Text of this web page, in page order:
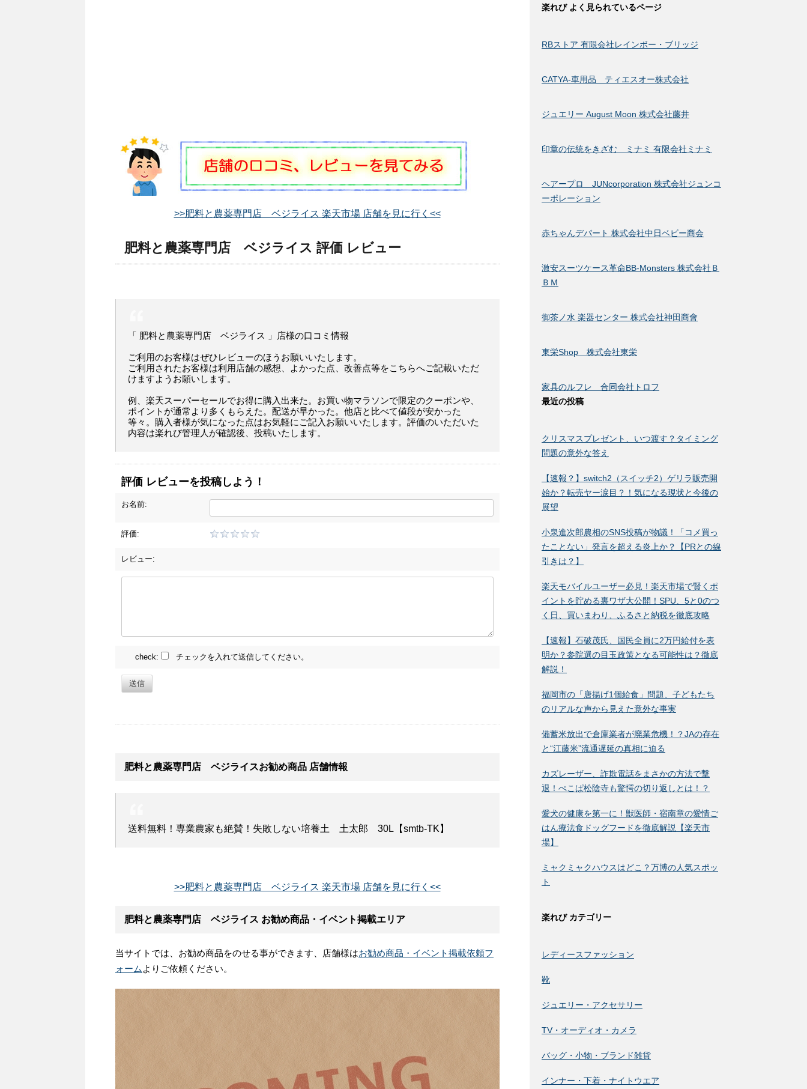
>>肥料と農薬専門店 ベジライス 楽天市場 店舗を見に行く<<
肥料と農薬専門店 ベジライス 評価 レビュー
「 肥料と農薬専門店 ベジライス 」店様の口コミ情報
ご利用のお客様はぜひレビューのほうお願いいたします。
ご利用されたお客様は利用店舗の感想、よかった点、改善点等をこちらへご記載いただ
けますようお願いします。
例、楽天スーパーセールでお得に購入出来た。お買い物マラソンで限定のクーポンや、
ポイントが通常より多くもらえた。配送が早かった。他店と比べて値段が安かった
等々。購入者様が気になった点はお気軽にご記入お願いいたします。評価のいただいた
内容は楽れび管理人が確認後、投稿いたします。
評価 レビューを投稿しよう！
お名前:
評価:
レビュー:
check: チェックを入れて送信してください。
送信
肥料と農薬専門店 ベジライスお勧め商品 店舗情報
送料無料！専業農家も絶賛！失敗しない培養土 土太郎 30L【smtb-TK】
>>肥料と農薬専門店 ベジライス 楽天市場 店舗を見に行く<<
肥料と農薬専門店 ベジライス お勧め商品・イベント掲載エリア
当サイトでは、お勧め商品をのせる事ができます、店舗様はお勧め商品・イベント掲載依頼フ
ォーム よりご依頼ください。
楽れび よく見られているページ
RBストア 有限会社レインボー・ブリッジ
CATYA-車用品 ティエスオー株式会社
ジュエリー August Moon 株式会社藤井
印章の伝統をきざむ ミナミ 有限会社ミナミ
ヘアープロ JUNcorporation 株式会社ジュンコ
ーポレーション
赤ちゃんデパート 株式会社中日ベビー商会
激安スーツケース革命BB-Monsters 株式会社Ｂ
ＢＭ
御茶ノ水 楽器センター 株式会社神田商會
東栄Shop 株式会社東栄
家具のルフレ 合同会社トロフ
最近の投稿
クリスマスプレゼント、いつ渡す？タイミング
問題の意外な答え
【速報？】switch2（スイッチ2）ゲリラ販売開
始か？転売ヤー涙目？！気になる現状と今後の
展望
小泉進次郎農相のSNS投稿が物議！「コメ買っ
たことない」発言を超える炎上か？【PRとの線
引きは？】
楽天モバイルユーザー必見！楽天市場で賢くポ
イントを貯める裏ワザ大公開！SPU、5と0のつ
く日、買いまわり、ふるさと納税を徹底攻略
【速報】石破茂氏、国民全員に2万円給付を表
明か？参院選の目玉政策となる可能性は？徹底
解説！
福岡市の「唐揚げ1個給食」問題、子どもたち
のリアルな声から見えた意外な事実
備蓄米放出で倉庫業者が廃業危機！？JAの存在
と“江藤米”流通遅延の真相に迫る
カズレーザー、詐欺電話をまさかの方法で撃
退！ぺこぱ松陰寺も驚愕の切り返しとは！？
愛犬の健康を第一に！獣医師・宿南章の愛情ご
はん療法食ドッグフードを徹底解説【楽天市
場】
ミャクミャクハウスはどこ？万博の人気スポッ
ト
楽れび カテゴリー
レディースファッション
靴
ジュエリー・アクセサリー
TV・オーディオ・カメラ
バッグ・小物・ブランド雑貨
インナー・下着・ナイトウエア